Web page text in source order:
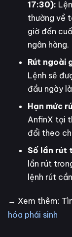
17:30):
thường về
giờ đến
ngân hàng.
Rút ngoài
Lệnh sẽ
đầu ngày
Hạn mức
AnfinX tại
đổi theo
Số lần rút
lần rút
lệnh rút
→ Xem thêm:
hóa phái sinh